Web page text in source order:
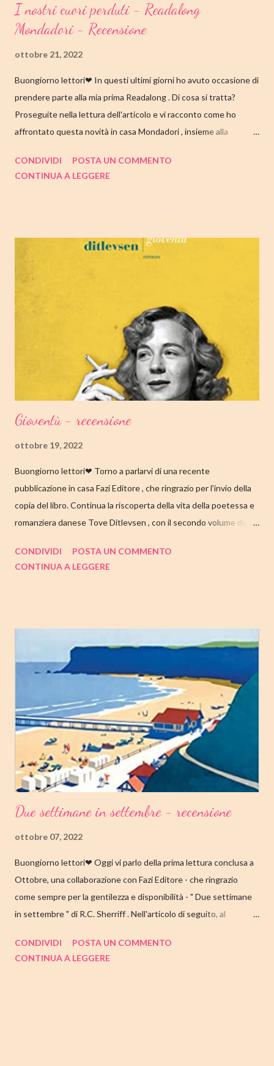
I nostri cuori perduti - Readalong
Mondadori - Recensione
ottobre 21, 2022
Buongiorno lettori❤ In questi ultimi giorni ho avuto occasione di
prendere parte alla mia prima Readalong . Di cosa si tratta?
Proseguite nella lettura dell'articolo e vi racconto come ho
affrontato questa novità in casa Mondadori , insieme alla
ringraziamenti. Nell'articolo di seguito parliamo quindi di " I nostri
ROMANZO PAGINE: 348 PREZZO: 19.00/EBOOK 10.99 Link
impiegato nella biblioteca universitaria di fronte a casa. Sua
madre, Margaret, una poetessa di origini cinesi, li ha abbandonati
quando lui aveva solo nove anni in circostanze misteriose, dopo
che una sua poesi...
CONDIVIDI
POSTA UN COMMENTO
CONTINUA A LEGGERE
Gioventù - recensione
ottobre 19, 2022
Buongiorno lettori❤ Torno a parlarvi di una recente
pubblicazione in casa Fazi Editore , che ringrazio per l'invio della
copia del libro. Continua la riscoperta della vita della poetessa e
romanziera danese Tove Ditlevsen , con il secondo volume della
come sempre, trovate tutte le mie impressioni al suo termine.
14.25/EBOOK 8.99 Link Amazon TRAMA Dopo "Infanzia", il
secondo capitolo della trilogia di Copenaghen, grande classico
della letteratura danese oggi riscoperto e acclamato a livello
internazionale. La piccola Tove è cresciuta in fretta: costretta ad
abbandonare la scuola molto presto, a quattordici anni compie i
primi passi nel mondo del lavoro. Indossato il vestito buono e
infilato il ...
CONDIVIDI
POSTA UN COMMENTO
CONTINUA A LEGGERE
Due settimane in settembre - recensione
ottobre 07, 2022
Buongiorno lettori❤ Oggi vi parlo della prima lettura conclusa a
Ottobre, una collaborazione con Fazi Editore - che ringrazio
come sempre per la gentilezza e disponibilità - " Due settimane
in settembre " di R.C. Sherriff . Nell'articolo di seguito, al
TITOLO: DUE SETTIMANE IN SETTEMBRE AUTORE: R.C.
CONDIVIDI
POSTA UN COMMENTO
CONTINUA A LEGGERE